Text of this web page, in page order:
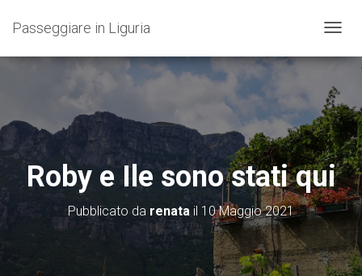
Passeggiare in Liguria
A
I
G
A
Z
I
O
N
E
G
L
Roby e Ile sono stati qui
Pubblicato da renata il 10 Maggio 2021